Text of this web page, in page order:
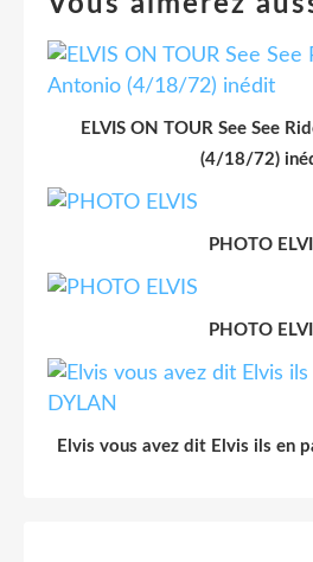
ELVIS ON TOUR See See
(4/18/72)
PHOTO
PHOTO
Elvis vous avez dit Elvis ils en